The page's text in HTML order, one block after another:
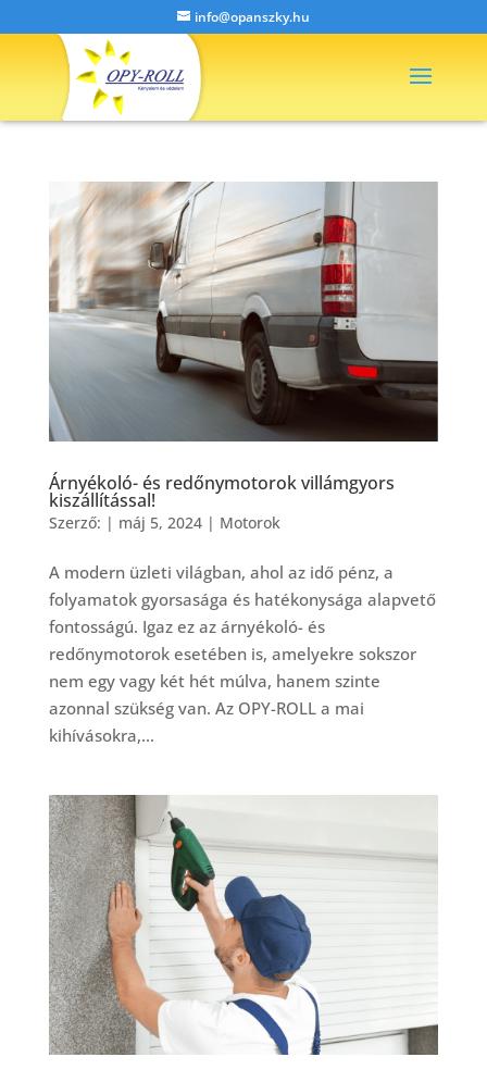
info@opanszky.hu
Árnyékoló- és redőnymotorok villámgyors
kiszállítással!
Szerző: | máj 5, 2024| Motorok
A modern üzleti világban, ahol az idő pénz, a
folyamatok gyorsasága és hatékonysága alapvető
fontosságú. Igaz ez az árnyékoló- és
redőnymotorok esetében is, amelyekre sokszor
nem egy vagy két hét múlva, hanem szinte
azonnal szükség van. Az OPY-ROLL a mai
kihívásokra,...